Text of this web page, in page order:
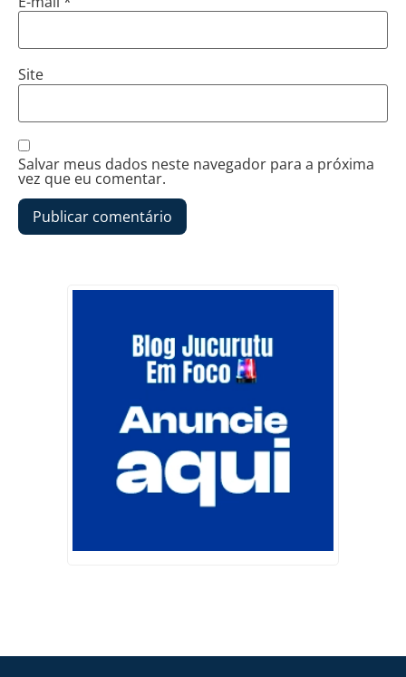
Site
Salvar meus dados neste navegador para a próxima
vez que eu comentar.